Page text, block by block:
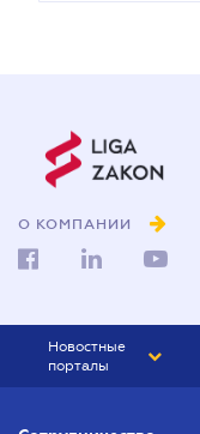
О КОМПАНИИ
Новостные
порталы